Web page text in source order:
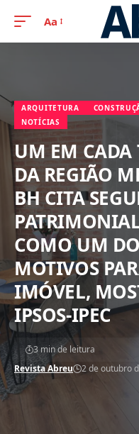
Aa
ARQUITETURA
NOTÍCIAS
UM EM CADA
DA REGIÃO
BH CITA
COMO UM
MOTIVOS
IMÓVEL,
IPSOS-IPEC
Revista Abreu 2 de outubro
3 min de leitura